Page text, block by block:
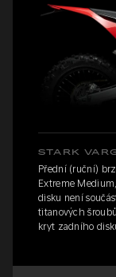
STARK
Přední (ruční)
Extreme
disku není
titanových
kryt zadního